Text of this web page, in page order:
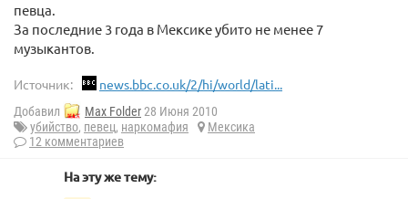
певца.
За последние 3 года в Мексике убито не менее 7
музыкантов.
Источник: news.bbc.co.uk/2/hi/world/lati...
Добавил Max Folder28 Июня 2010
убийство, певец, наркомафия
Мексика
12 комментариев
На эту же тему: